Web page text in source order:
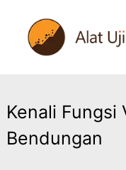
content
DISTRIBUTOR
INSTRUMENT
Kenali Fungsi
Bendungan